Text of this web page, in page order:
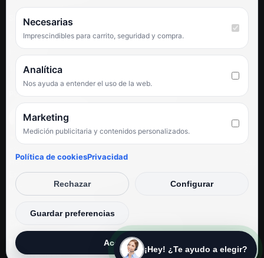
SÍGUENOS
Facebook
TikTok
PUNTUACIÓN DE 4,6 SOBRE 5 EN GOOGLE
★★★★★
Hemos comprado en varias ocasiones y siempre dan respuesta.
Espectacular, servicio de 10.»
Iván Rodríguez Ramos
© Electrodirecto 2026
Desarrollo y mantenimiento por SitiosWebPRO
¡Hey! ¿Te ayudo a elegir?
Necesarias
Imprescindibles para carrito, seguridad y compra.
Analítica
Nos ayuda a entender el uso de la web.
Marketing
Medición publicitaria y contenidos personalizados.
Política de cookiesPrivacidad
Rechazar Configurar
Guardar preferencias
Aceptar todas
Privacidad